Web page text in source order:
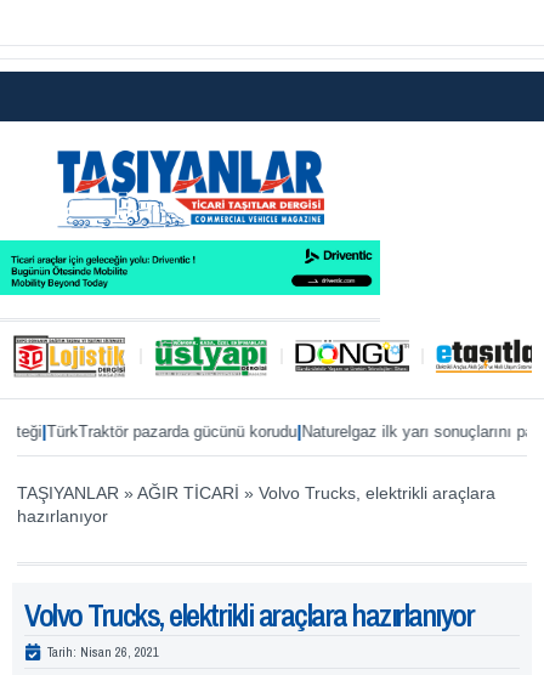
TürkTraktör pazarda gücünü korudu |Naturelgaz ilk yarı sonuçlarını paylaştı|
TAŞIYANLAR »AĞIR TİCARİ » Volvo Trucks, elektrikli araçlara
hazırlanıyor
Volvo Trucks, elektrikli araçlara hazırlanıyor
Tarih: Nisan 26, 2021